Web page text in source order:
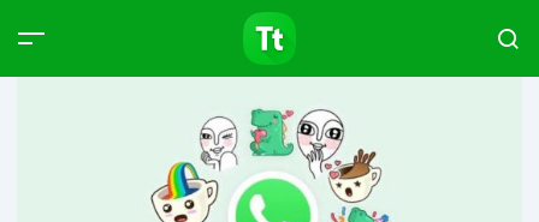
Products Articles